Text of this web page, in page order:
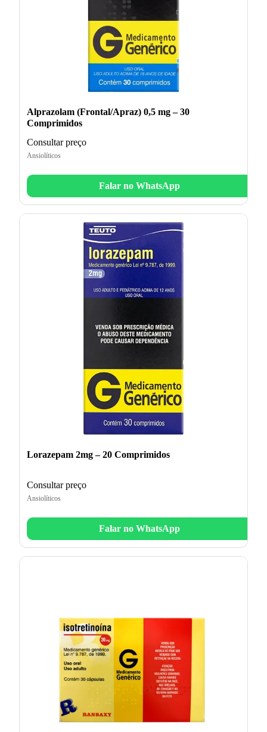
Alprazolam (Frontal/Apraz) 0,5 mg – 30
Comprimidos
Consultar preço
Ansiolíticos
Falar no WhatsApp
Lorazepam 2mg – 20 Comprimidos
Consultar preço
Ansiolíticos
Falar no WhatsApp